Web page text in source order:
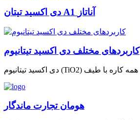
دی اکسید تیتان A1 آناتاز
کاربردهای مختلف دی اکسید تیتانیوم
هومان تجارت ماندگار